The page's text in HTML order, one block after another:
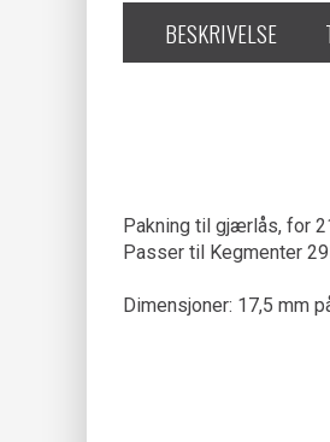
BESKRIVELSE
Pakning til gjærlås, for
Passer til Kegmenter
Dimensjoner: 17,5 mm